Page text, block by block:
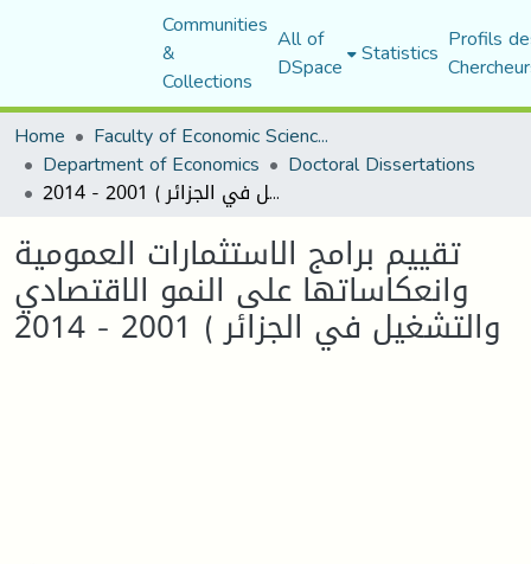
Communities
&
Collections
All of
DSpace Statistics Profils
Home
Faculty of Economic Sciences, Commerce and Management Sciences
Department of Economics Doctoral Dissertations
تقييم برامج الاستثمارات العمومية وانعكاساتها على النمو الاقتصادي والتشغيل في الجزائر ) 2001 - 2014
تقييم برامج الاستثمارات العمومية
وانعكاساتها على النمو الاقتصادي
والتشغيل في الجزائر ) 2001 - 2014